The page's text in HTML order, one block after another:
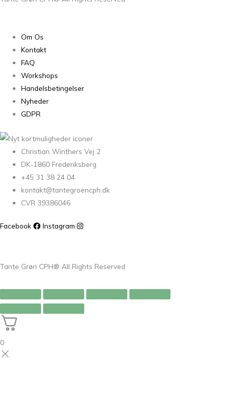
Om Os
Kontakt
FAQ
Workshops
Handelsbetingelser
Nyheder
GDPR
Christian Winthers Vej 2
DK-1860 Frederiksberg
+45 31 38 24 04
kontakt@tantegroencph.dk
CVR 39386046
Facebook Instagram
Tante Grøn CPH® All Rights Reserved
0